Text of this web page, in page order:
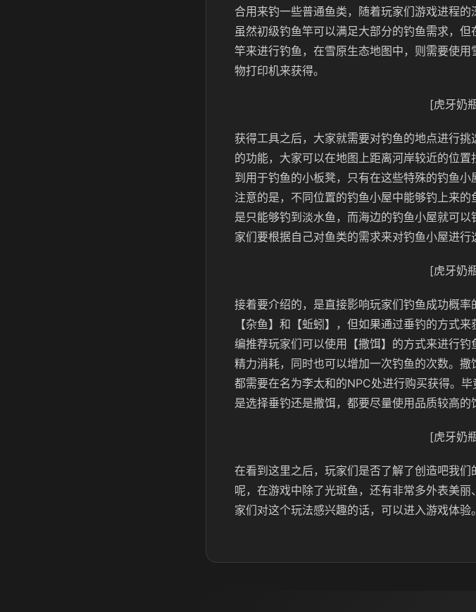
合用来钓一些普通鱼类，随着玩家们游戏进程的
虽然初级钓鱼竿可以满足大部分的钓鱼需求，
竿来进行钓鱼，在雪原生态地图中，则需要使
物打印机来获得。
[虎牙奶
获得工具之后，大家就需要对钓鱼的地点进行
的功能，大家可以在地图上距离河岸较近的位
到用于钓鱼的小板凳，只有在这些特殊的钓鱼
注意的是，不同位置的钓鱼小屋中能够钓上来
是只能够钓到淡水鱼，而海边的钓鱼小屋就可
家们要根据自己对鱼类的需求来对钓鱼小屋进行
[虎牙奶
接着要介绍的，是直接影响玩家们钓鱼成功概
【杂鱼】和【蚯蚓】，但如果通过垂钓的方式
编推荐玩家们可以使用【撒饵】的方式来进行
精力消耗，同时也可以增加一次钓鱼的次数。撒
都需要在名为李太和的NPC处进行购买获得。
是选择垂钓还是撒饵，都要尽量使用品质较高的
[虎牙奶
在看到这里之后，玩家们是否了解了创造吧我
呢，在游戏中除了光斑鱼，还有非常多外表美
家们对这个玩法感兴趣的话，可以进入游戏体验。